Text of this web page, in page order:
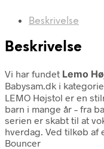
Beskrivelse
Beskrivelse
Vi har fundet Lemo
Babysam.dk i
LEMO Højstol er en
barn i mange år – fra
serien er skabt til at
hverdag. Ved tilkøb af
Bouncer